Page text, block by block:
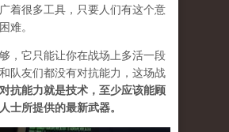
着很多工具，只要人们有这个意
难。
，它只能让你在战场上多活一段
队友们都没有对抗能力，这场战
对抗能力就是技术，至少应该能顾
士所提供的最新武器。